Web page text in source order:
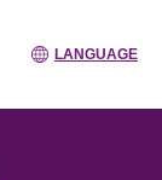
LANGUAGE